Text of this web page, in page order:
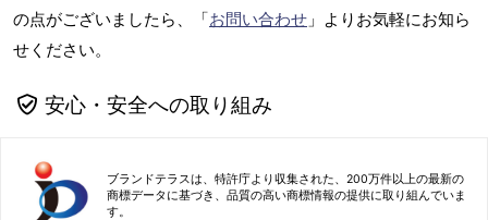
の点がございましたら、「お問い合わせ 」よりお気軽にお知ら
せください。
安心・安全への取り組み
ブランドテラスは、特許庁より収集された、200万件以上の最新の
商標データに基づき、品質の高い商標情報の提供に取り組んでいま
す。